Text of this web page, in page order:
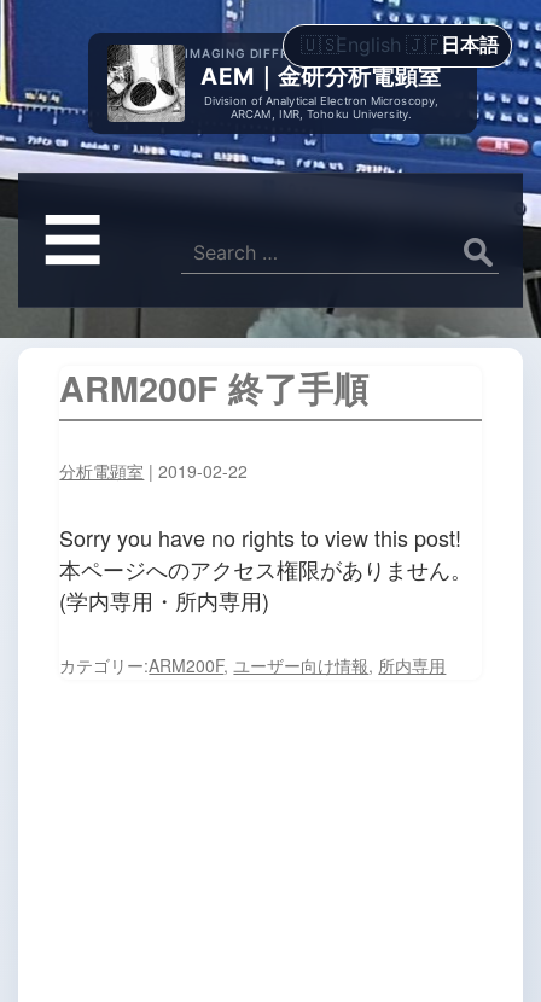
English 日本語
IMAGING DIFFRACTION SPECTROMETRY
AEM｜金研分析電顕室
Division of Analytical Electron Microscopy,
ARCAM, IMR, Tohoku University.
☰
ー
Search
for:
ARM200F 終了手順
分析電顕室 |2019-02-22
Sorry you have no rights to view this post!
本ページへのアクセス権限がありません。
(学内専用・所内専用)
カテゴリー:ARM200F, ユーザー向け情報, 所内専用